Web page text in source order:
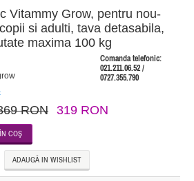
Vitammy Grow, pentru nou-
si adulti, tava detasabila,
maxima 100 kg
Comanda telefonic:
021.211.06.52 /
0727.355.790
RON 319 RON
ADAUGĂ IN WISHLIST